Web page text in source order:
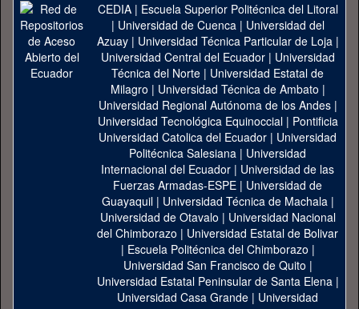
CEDIA| Escuela Superior Politécnica del Litoral
| Universidad de Cuenca| Universidad del
Azuay| Universidad Técnica Particular de Loja|
Universidad Central del Ecuador| Universidad
Técnica del Norte | Universidad Estatal de
Milagro | Universidad Técnica de Ambato |
Universidad Regional Autónoma de los Andes|
Universidad Tecnológica Equinoccial| Pontificia
Universidad Catolica del Ecuador | Universidad
Politécnica Salesiana | Universidad
Internacional del Ecuador | Universidad de las
Fuerzas Armadas-ESPE | Universidad de
Guayaquil| Universidad Técnica de Machala|
Universidad de Otavalo | Universidad Nacional
del Chimborazo | Universidad Estatal de Bolivar
| Escuela Politécnica del Chimborazo |
Universidad San Francisco de Quito |
Universidad Estatal Peninsular de Santa Elena|
Universidad Casa Grande | Universidad